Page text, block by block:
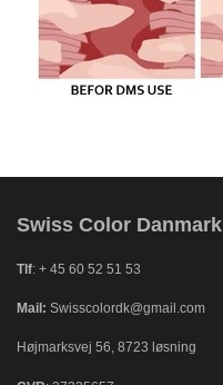
Swiss Color Danmark
Tlf: + 45 60 52 51 53
Mail: Swisscolordk@gmail.com
Højmarksvej 56, 8723 løsning